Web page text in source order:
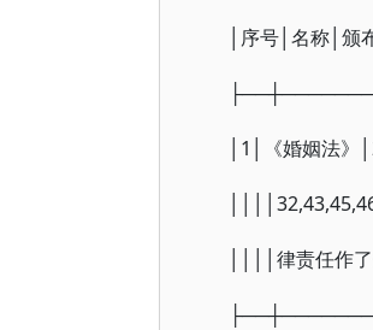
│序号│名称│颁
│1│《婚姻法》
││││律责任作